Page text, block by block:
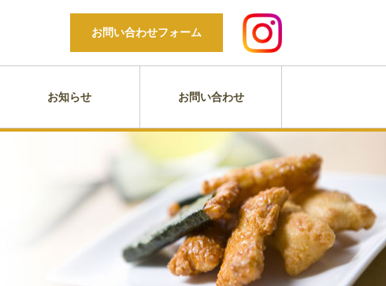
お問い合わせフォーム
お知らせ お問い合わせ